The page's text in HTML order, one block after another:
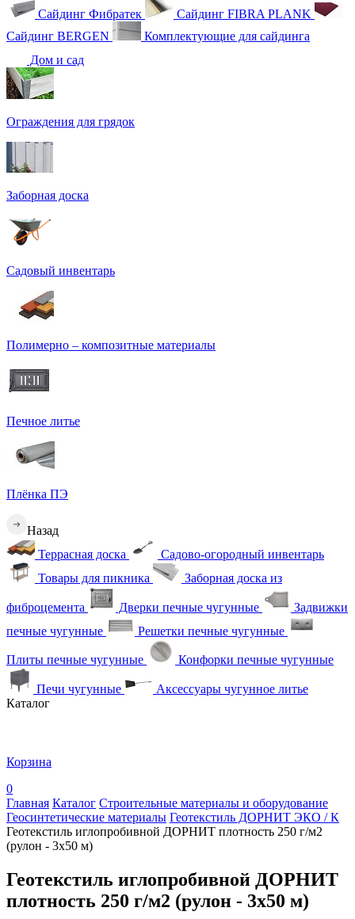
Сайдинг Фибратек
Сайдинг FIBRA PLANK
Сайдинг BERGEN
Комплектующие для сайдинга
Дом и сад
Ограждения для грядок
Заборная доска
Садовый инвентарь
Полимерно – композитные материалы
Печное литье
Плёнка ПЭ
Назад
Террасная доска
Садово-огородный инвентарь
Товары для пикника
Заборная доска из
фиброцемента Дверки печные чугунные
Задвижки
печные чугунные
Решетки печные чугунные
Плиты печные чугунные Конфорки печные чугунные
Печи чугунные
Аксессуары чугунное литье
Каталог
Корзина
0
Главная Каталог Строительные материалы и оборудование
Геосинтетические материалы Геотекстиль ДОРНИТ ЭКО / К
Геотекстиль иглопробивной ДОРНИТ плотность 250 г/м2
(рулон - 3х50 м)
Геотекстиль иглопробивной ДОРНИТ
плотность 250 г/м2 (рулон - 3х50 м)